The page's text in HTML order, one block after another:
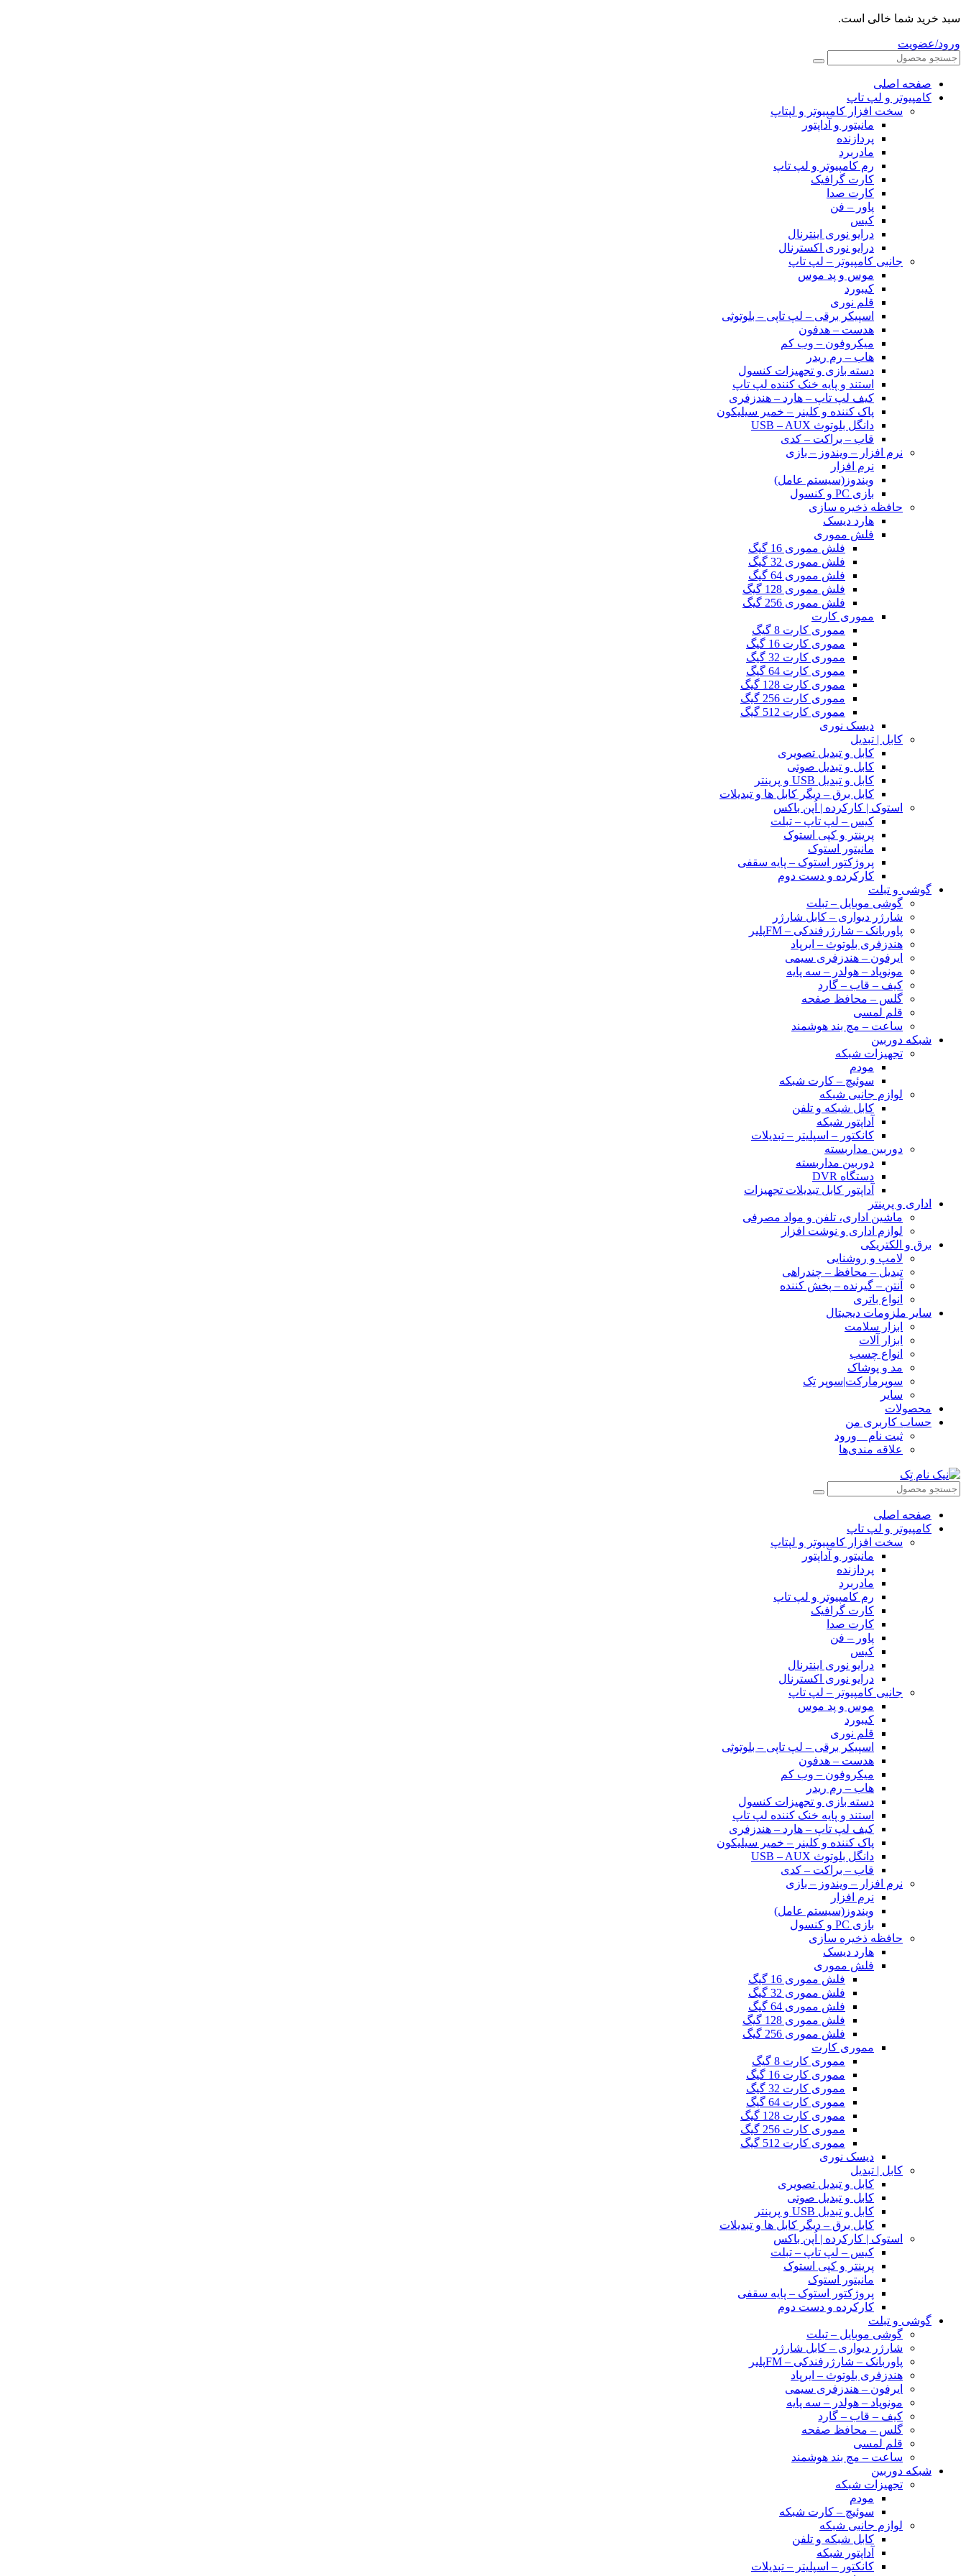
سبد خرید شما خالی است.
ورود/عضویت
صفحه اصلی
کامپیوتر و‌‌‌‌‌ لپ تاپ
سخت افزار کامپیوتر و لپتاپ
مانیتور و آداپتور
پردازنده
مادربرد
رم کامپیوتر و لپ تاپ
کارت گرافیک
کارت صدا
پاور – فن
کیس
درایو نوری اینترنال
درایو نوری اکسترنال
جانبی کامپیوتر – لپ تاپ
موس و پد موس
کیبورد
قلم نوری
اسپیکر برقی – لپ تاپی – بلوتوثی
هدست – هدفون
میکروفون – وب کم
هاب – رم ریدر
دسته بازی و تجهیزات کنسول
استند و پایه خنک کننده لپ تاپ
کیف لپ تاپ – هارد – هندزفری
پاک کننده و کلینر – خمیر سیلیکون
دانگل بلوتوث USB – AUX
قاب – براکت – کدی
نرم افزار – ویندوز – بازی
نرم افزار
ویندوز(سیستم عامل)
بازی PC و کنسول
حافظه ذخیره سازی
هارد دیسک
فلش مموری
فلش مموری 16 گیگ
فلش مموری 32 گیگ
فلش مموری 64 گیگ
فلش مموری 128 گیگ
فلش مموری 256 گیگ
مموری کارت
مموری کارت 8 گیگ
مموری کارت 16 گیگ
مموری کارت 32 گیگ
مموری کارت 64 گیگ
مموری کارت 128 گیگ
مموری کارت 256 گیگ
مموری کارت 512 گیگ
دیسک نوری
کابل | تبدیل
کابل و تبدیل تصویری
کابل و تبدیل صوتی
کابل و تبدیل USB و پرینتر
کابل برق – دیگر کابل ها و تبدیلات
استوک | کارکرده | اُپن باکس
کیس – لپ تاپ – تبلت
پرینتر و کپی استوک
مانیتور استوک
پروژکتور استوک – پایه سقفی
کارکرده و دست دوم
گوشی و تبلت
گوشی موبایل – تبلت
شارژر دیواری – کابل شارژر
پاوربانک – شارژرفندکی – FMپلیر
هندزفری بلوتوث – ایرپاد
ایرفون – هندزفری سیمی
مونوپاد – هولدر – سه پایه
کیف – قاب – گارد
گلس – محافظ صفحه
قلم لمسی
ساعت – مچ بند هوشمند
شبکه دوربین
تجهیزات شبکه
مودم
سوئیچ – کارت شبکه
لوازم جانبی شبکه
کابل شبکه و تلفن
آداپتور شبکه
کانکتور – اسپلیتر – تبدیلات
دوربین مداربسته
دوربین مداربسته
دستگاه DVR
آداپتور کابل تبدیلات تجهیزات
اداری و پرینتر
ماشین اداری، تلفن و مواد مصرفی
لوازم اداری و نوشت افزار
برق و الکتریکی
لامپ و روشنایی
تبدیل – محافظ – چندراهی
آنتن – گیرنده – پخش کننده
انواع باتری
سایر ملزومات دیجیتال
ابزار سلامت
ابزار آلات
انواع چسب
مد و پوشاک
سوپرمارکت|سوپر تِک
سایر
محصولات
حساب کاربری من
ثبت نام _ ورود
علاقه مندی‌ها
صفحه اصلی
کامپیوتر و‌‌‌‌‌ لپ تاپ
سخت افزار کامپیوتر و لپتاپ
مانیتور و آداپتور
پردازنده
مادربرد
رم کامپیوتر و لپ تاپ
کارت گرافیک
کارت صدا
پاور – فن
کیس
درایو نوری اینترنال
درایو نوری اکسترنال
جانبی کامپیوتر – لپ تاپ
موس و پد موس
کیبورد
قلم نوری
اسپیکر برقی – لپ تاپی – بلوتوثی
هدست – هدفون
میکروفون – وب کم
هاب – رم ریدر
دسته بازی و تجهیزات کنسول
استند و پایه خنک کننده لپ تاپ
کیف لپ تاپ – هارد – هندزفری
پاک کننده و کلینر – خمیر سیلیکون
دانگل بلوتوث USB – AUX
قاب – براکت – کدی
نرم افزار – ویندوز – بازی
نرم افزار
ویندوز(سیستم عامل)
بازی PC و کنسول
حافظه ذخیره سازی
هارد دیسک
فلش مموری
فلش مموری 16 گیگ
فلش مموری 32 گیگ
فلش مموری 64 گیگ
فلش مموری 128 گیگ
فلش مموری 256 گیگ
مموری کارت
مموری کارت 8 گیگ
مموری کارت 16 گیگ
مموری کارت 32 گیگ
مموری کارت 64 گیگ
مموری کارت 128 گیگ
مموری کارت 256 گیگ
مموری کارت 512 گیگ
دیسک نوری
کابل | تبدیل
کابل و تبدیل تصویری
کابل و تبدیل صوتی
کابل و تبدیل USB و پرینتر
کابل برق – دیگر کابل ها و تبدیلات
استوک | کارکرده | اُپن باکس
کیس – لپ تاپ – تبلت
پرینتر و کپی استوک
مانیتور استوک
پروژکتور استوک – پایه سقفی
کارکرده و دست دوم
گوشی و تبلت
گوشی موبایل – تبلت
شارژر دیواری – کابل شارژر
پاوربانک – شارژرفندکی – FMپلیر
هندزفری بلوتوث – ایرپاد
ایرفون – هندزفری سیمی
مونوپاد – هولدر – سه پایه
کیف – قاب – گارد
گلس – محافظ صفحه
قلم لمسی
ساعت – مچ بند هوشمند
شبکه دوربین
تجهیزات شبکه
مودم
سوئیچ – کارت شبکه
لوازم جانبی شبکه
کابل شبکه و تلفن
آداپتور شبکه
کانکتور – اسپلیتر – تبدیلات